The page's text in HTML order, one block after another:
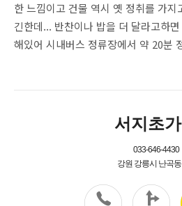
한 느낌이고 건물 역시 옛 정취를 가지
긴한데... 반찬이나 밥을 더 달라고하
해있어 시내버스 정류장에서 약 20분